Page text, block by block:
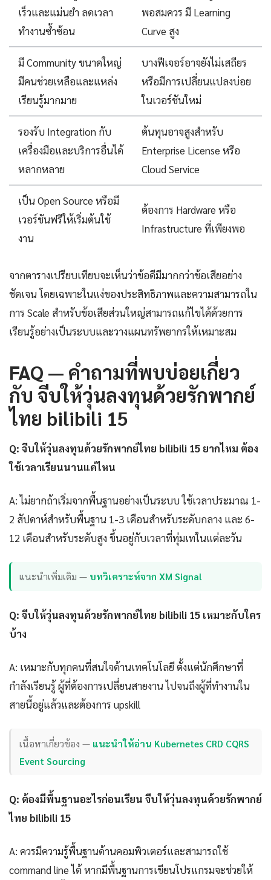
เร็วและแม่นยำ ลดเวลา
ทำงานซ้ำซ้อน
พอสมควร มี Learning
Curve สูง
มี Community ขนาดใหญ่
มีคนช่วยเหลือและแหล่ง
เรียนรู้มากมาย
บางฟีเจอร์อาจยังไม่เสถียร
หรือมีการเปลี่ยนแปลงบ่อย
ในเวอร์ชันใหม่
รองรับ Integration กับ
เครื่องมือและบริการอื่นได้
หลากหลาย
ต้นทุนอาจสูงสำหรับ
Enterprise License หรือ
Cloud Service
เป็น Open Source หรือมี
เวอร์ชันฟรีให้เริ่มต้นใช้
งาน
ต้องการ Hardware หรือ
Infrastructure ที่เพียงพอ
จากตารางเปรียบเทียบจะเห็นว่าข้อดีมีมากกว่าข้อเสียอย่าง
ชัดเจน โดยเฉพาะในแง่ของประสิทธิภาพและความสามารถใน
การ Scale สำหรับข้อเสียส่วนใหญ่สามารถแก้ไขได้ด้วยการ
เรียนรู้อย่างเป็นระบบและวางแผนทรัพยากรให้เหมาะสม
FAQ — คำถามที่พบบ่อยเกี่ยว
กับ จีบให้วุ่นลงทุนด้วยรักพากย์
ไทย bilibili 15
Q: จีบให้วุ่นลงทุนด้วยรักพากย์ไทย bilibili 15 ยากไหม ต้อง
ใช้เวลาเรียนนานแค่ไหน
A: ไม่ยากถ้าเริ่มจากพื้นฐานอย่างเป็นระบบ ใช้เวลาประมาณ 1-
2 สัปดาห์สำหรับพื้นฐาน 1-3 เดือนสำหรับระดับกลาง และ 6-
12 เดือนสำหรับระดับสูง ขึ้นอยู่กับเวลาที่ทุ่มเทในแต่ละวัน
แนะนำเพิ่มเติม — บทวิเคราะห์จาก XM Signal
Q: จีบให้วุ่นลงทุนด้วยรักพากย์ไทย bilibili 15 เหมาะกับใคร
บ้าง
A: เหมาะกับทุกคนที่สนใจด้านเทคโนโลยี ตั้งแต่นักศึกษาที่
กำลังเรียนรู้ ผู้ที่ต้องการเปลี่ยนสายงาน ไปจนถึงผู้ที่ทำงานใน
สายนี้อยู่แล้วและต้องการ upskill
เนื้อหาเกี่ยวข้อง — แนะนำให้อ่าน Kubernetes CRD CQRS
Event Sourcing
Q: ต้องมีพื้นฐานอะไรก่อนเรียน จีบให้วุ่นลงทุนด้วยรักพากย์
ไทย bilibili 15
A: ควรมีความรู้พื้นฐานด้านคอมพิวเตอร์และสามารถใช้
command line ได้ หากมีพื้นฐานการเขียนโปรแกรมจะช่วยให้